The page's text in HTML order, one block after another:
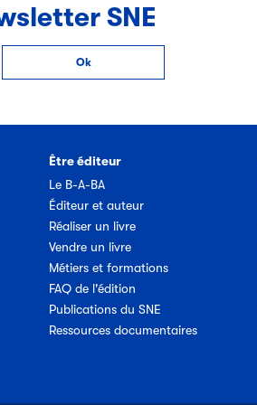
SNE
Être éditeur
Le B-A-BA
Éditeur et auteur
Réaliser un livre
Vendre un livre
Métiers et formations
FAQ de l'édition
Publications du SNE
Ressources documentaires